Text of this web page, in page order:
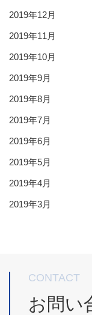
2019年12月
2019年11月
2019年10月
2019年9月
2019年8月
2019年7月
2019年6月
2019年5月
2019年4月
2019年3月
CONTACT
お問い